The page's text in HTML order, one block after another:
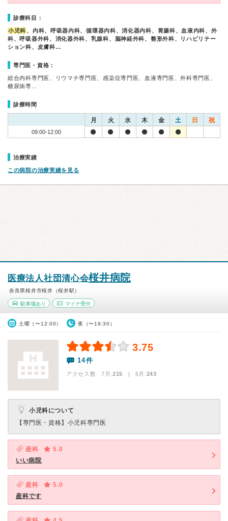
診療科目：
小児科 、内科、呼吸器内科、循環器内科、消化器内科、胃腸科、血液内科、外
科、呼吸器外科、消化器外科、乳腺科、脳神経外科、整形外科、リハビリテー
ション科、皮膚科…
専門医・資格：
総合内科専門医、リウマチ専門医、感染症専門医、血液専門医、外科専門医、
糖尿病専…
診療時間
月 火 水 木 金 土 日 祝
09:00-12:00
治療実績
この病院の治療実績を見る
医療法人社団清心会桜井病院
奈良県桜井市桜井（桜井駅）
駐車場あり マイナ受付
土曜（〜12:00） 夜（〜19:30）
3.75
14件
アクセス数 7月:215 | 6月:243
小児科について
【専門医・資格】 小児科専門医
産科
5.0
いい病院
産科
5.0
産科です